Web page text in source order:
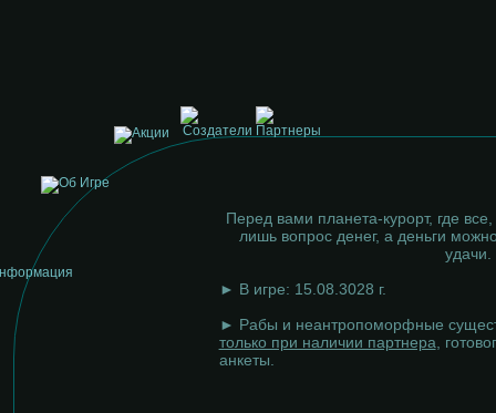
Перед вами планета-курорт, где
лишь вопрос денег, а деньги
удачи.
► В игре: 15.08.3028 г.
► Рабы и неантропоморфные
только при наличии партнера ,
анкеты.